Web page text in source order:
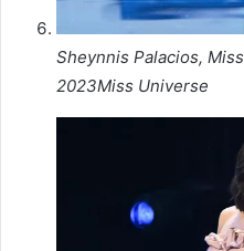
Sheynnis Palacios,
2023Miss Universe